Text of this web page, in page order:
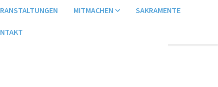
MITMACHEN SAKRAMENTE